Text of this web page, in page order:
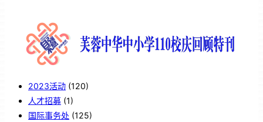
2023活动 (120)
人才招募 (1)
国际事务处 (125)